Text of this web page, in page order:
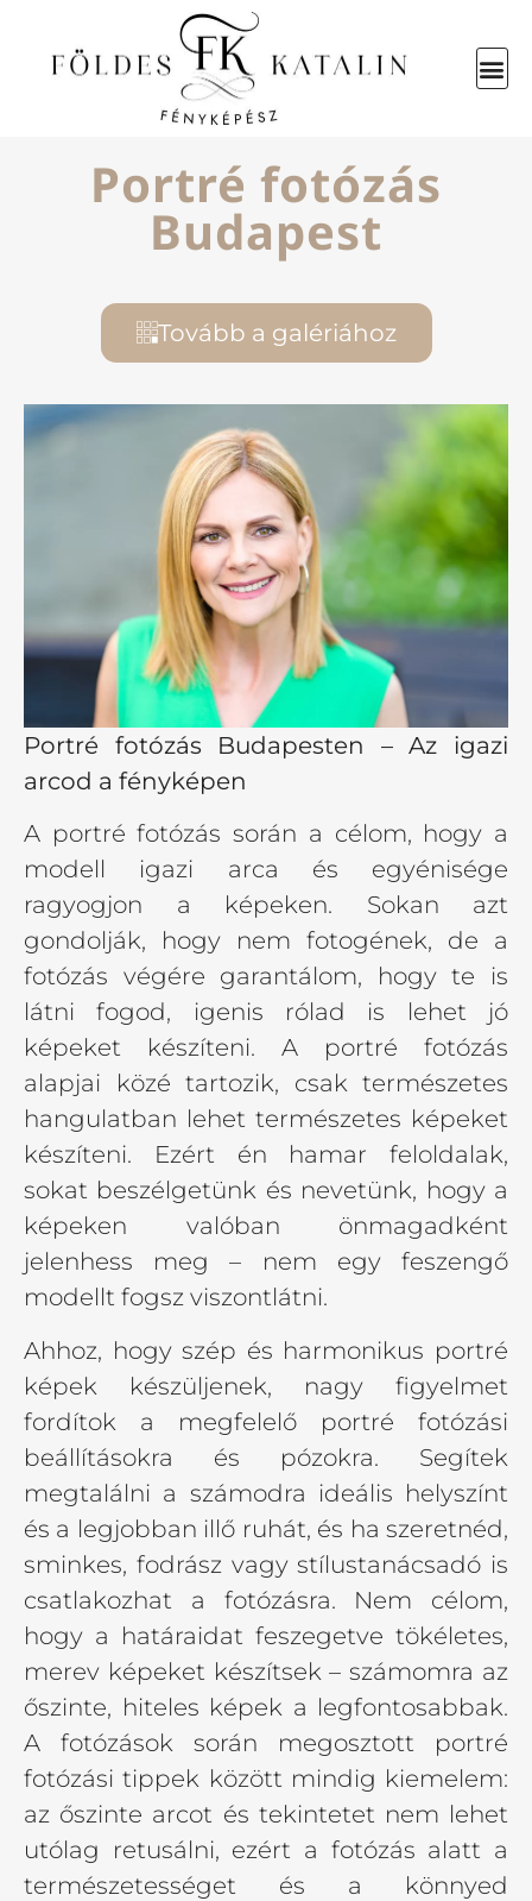
Portré fotózás
Budapest
Tovább a galériához
Portré fotózás Budapesten – Az igazi
arcod a fényképen
A portré fotózás során a célom, hogy a
modell igazi arca és egyénisége
ragyogjon a képeken. Sokan azt
gondolják, hogy nem fotogének, de a
fotózás végére garantálom, hogy te is
látni fogod, igenis rólad is lehet jó
képeket készíteni. A portré fotózás
alapjai közé tartozik, csak természetes
hangulatban lehet természetes képeket
készíteni. Ezért én hamar feloldalak,
sokat beszélgetünk és nevetünk, hogy a
képeken valóban önmagadként
jelenhess meg – nem egy feszengő
modellt fogsz viszontlátni.
Ahhoz, hogy szép és harmonikus portré
képek készüljenek, nagy figyelmet
fordítok a megfelelő portré fotózási
beállításokra és pózokra. Segítek
megtalálni a számodra ideális helyszínt
és a legjobban illő ruhát, és ha szeretnéd,
sminkes, fodrász vagy stílustanácsadó is
csatlakozhat a fotózásra. Nem célom,
hogy a határaidat feszegetve tökéletes,
merev képeket készítsek – számomra az
őszinte, hiteles képek a legfontosabbak.
A fotózások során megosztott portré
fotózási tippek között mindig kiemelem:
az őszinte arcot és tekintetet nem lehet
utólag retusálni, ezért a fotózás alatt a
természetességet és a könnyed